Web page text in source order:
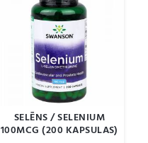
SELĒNS / SELENIUM
100MCG (200 KAPSULAS)